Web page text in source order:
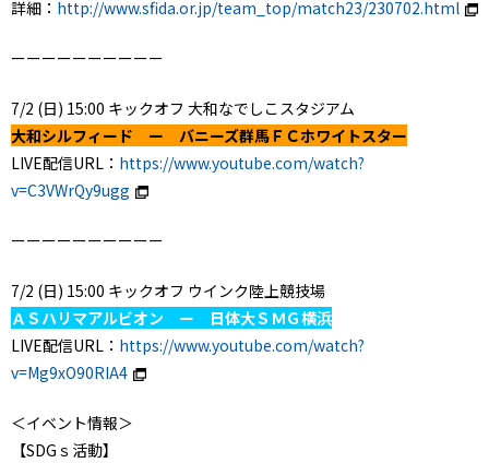
詳細： http://www.sfida.or.jp/team_top/match23/230702.html
ーーーーーーーーーー
7/2 (日) 15:00 キックオフ 大和なでしこスタジアム
大和シルフィード ー バニーズ群馬ＦＣホワイトスター
LIVE配信URL： https://www.youtube.com/watch?
v=C3VWrQy9ugg
ーーーーーーーーーー
7/2 (日) 15:00 キックオフ ウインク陸上競技場
ＡＳハリマアルビオン ー 日体大ＳＭＧ横浜
LIVE配信URL： https://www.youtube.com/watch?
v=Mg9xO90RIA4
＜イベント情報＞
【SDGｓ活動】